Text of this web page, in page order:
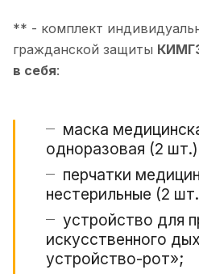
** - комплект
гражданской защиты
в себя:
маска
одноразовая (2
перчатки
нестерильные (2
устройство для
искусственного
устройство-рот»;